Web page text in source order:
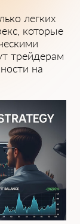
легк͏их
которые
трейдерам
на